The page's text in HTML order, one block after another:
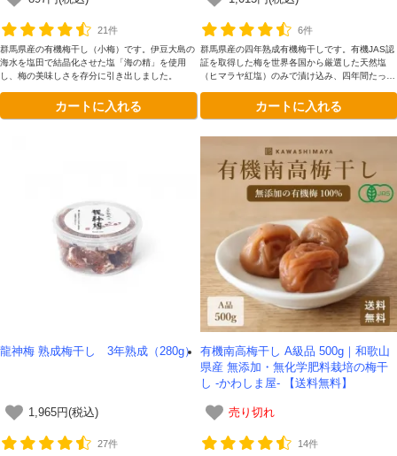
21件
群馬県産の有機梅干し（小梅）です。伊豆大島の
海水を塩田で結晶化させた塩「海の精」を使用
し、梅の美味しさを存分に引き出しました。
カートに入れる
6件
群馬県産の四年熟成有機梅干しです。有機JAS認
証を取得した梅を世界各国から厳選した天然塩
（ヒマラヤ紅塩）のみで漬け込み、四年間たっぷ
カートに入れる
龍神梅 熟成梅干し 3年熟成（280g）
1,965円(税込)
27件
有機南高梅干し A級品 500g｜和歌山
県産 無添加・無化学肥料栽培の梅干
し -かわしま屋- 【送料無料】
売り切れ
14件